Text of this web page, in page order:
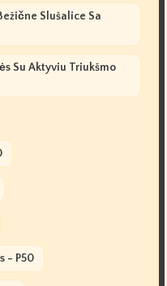
Slušalice Sa
Su Aktyviu Triukšmo
- P50